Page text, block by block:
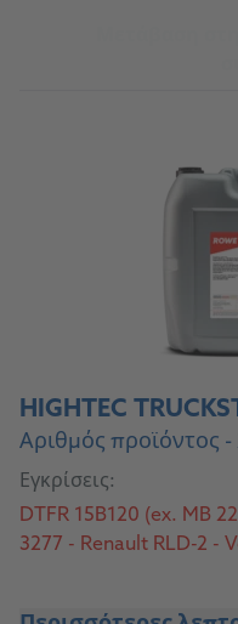
HIGHTEC
Αριθμός προϊόντος
Εγκρίσεις:
DTFR 15B120 (ex. MB
3277 - Renault RLD-2 -